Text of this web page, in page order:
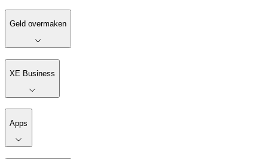
Geld overmaken
XE Business
Apps